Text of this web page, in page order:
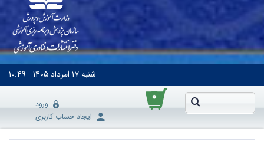
شنبه۱۷ اَمرداد ۱۴۰۵ ۱۰:۴۹
۰
ورود
ایجاد حساب کاربری